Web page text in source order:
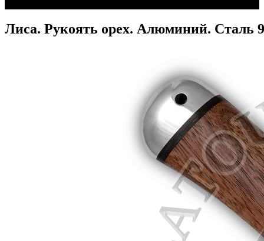
Лиса. Рукоять орех. Алюминий. Сталь